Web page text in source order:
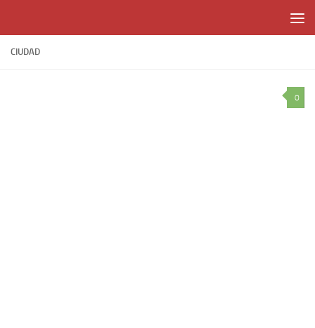
CIUDAD
0